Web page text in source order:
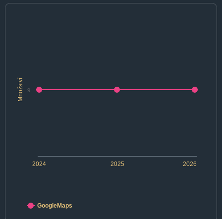
Množství
2024 2025 2026
9
GoogleMaps